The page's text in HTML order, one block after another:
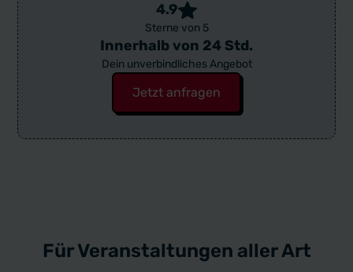
4.9
Sterne von 5
Innerhalb von 24 Std.
Dein unverbindliches Angebot
Jetzt anfragen
Für Veranstaltungen aller Art